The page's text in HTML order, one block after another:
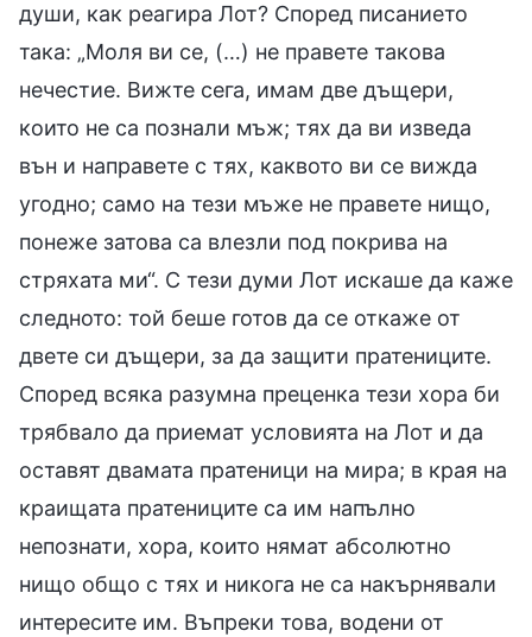
души, как реагира Лот? Според писанието
така: „Моля ви се, (…) не правете такова
нечестие. Вижте сега, имам две дъщери,
които не са познали мъж; тях да ви изведа
вън и направете с тях, каквото ви се вижда
угодно; само на тези мъже не правете нищо,
понеже затова са влезли под покрива на
стряхата ми“. С тези думи Лот искаше да каже
следното: той беше готов да се откаже от
двете си дъщери, за да защити пратениците.
Според всяка разумна преценка тези хора би
трябвало да приемат условията на Лот и да
оставят двамата пратеници на мира; в края на
краищата пратениците са им напълно
непознати, хора, които нямат абсолютно
нищо общо с тях и никога не са накърнявали
интересите им. Въпреки това, водени от